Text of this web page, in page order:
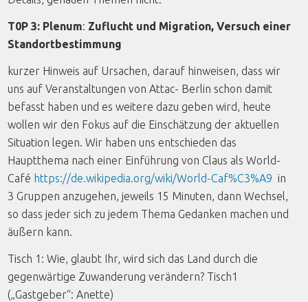
T0P 3: Plenum: Zuflucht und Migration, Versuch einer
Standortbestimmung
kurzer Hinweis auf Ursachen, darauf hinweisen, dass wir
uns auf Veranstaltungen von Attac- Berlin schon damit
befasst haben und es weitere dazu geben wird, heute
wollen wir den Fokus auf die Einschätzung der aktuellen
Situation legen. Wir haben uns entschieden das
Hauptthema nach einer Einführung von Claus als World-
Café https://de.wikipedia.org/wiki/World-Caf%C3%A9 in
3 Gruppen anzugehen, jeweils 15 Minuten, dann Wechsel,
so dass jeder sich zu jedem Thema Gedanken machen und
äußern kann.
Tisch 1: Wie, glaubt Ihr, wird sich das Land durch die
gegenwärtige Zuwanderung verändern? Tisch1
(„Gastgeber“: Anette)